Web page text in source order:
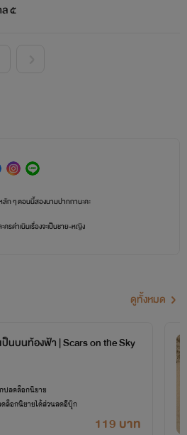
๕
ลัก ๆ ตอนนี้สองนามปากกานะคะ
ครดำเนินเรื่องจะเป็นชาย-หญิง
ดูทั้งหมด
ป็นบนท้องฟ้า | Scars on the Sky
119 บาท
ปลดล็อกนิยาย
ดล็อกนิยายได้ส่วนลดอีบุ๊ก